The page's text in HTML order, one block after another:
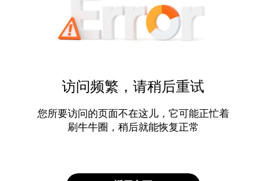
访问频繁，请稍后重试
您所要访问的页面不在这儿，它可能正忙着
刷牛牛圈，稍后就能恢复正常